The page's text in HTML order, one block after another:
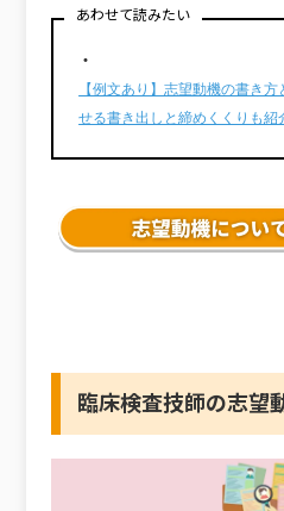
あわせて読みたい
・
【例文あり】志望動機の書き
せる書き出しと締めくくりも紹
臨床検査技師の志望